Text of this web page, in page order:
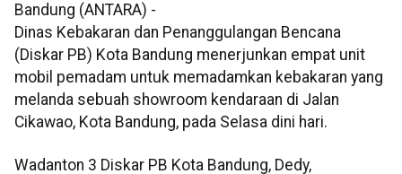
Bandung (ANTARA) -
Dinas Kebakaran dan Penanggulangan Bencana
(Diskar PB) Kota Bandung menerjunkan empat unit
mobil pemadam untuk memadamkan kebakaran yang
melanda sebuah showroom kendaraan di Jalan
Cikawao, Kota Bandung, pada Selasa dini hari.
Wadanton 3 Diskar PB Kota Bandung, Dedy,